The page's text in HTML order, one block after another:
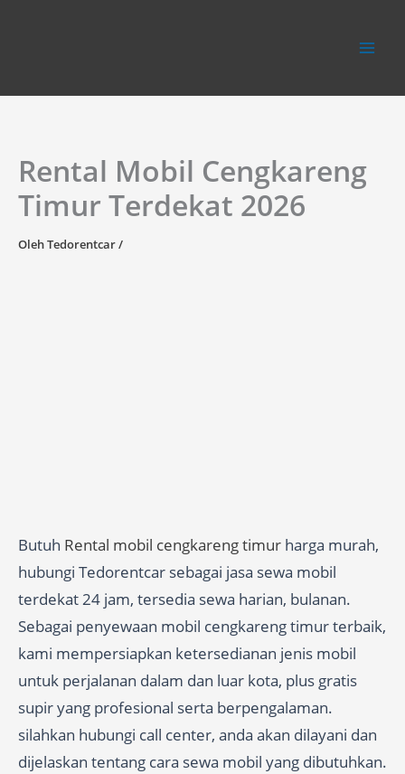
Rental Mobil Cengkareng
Timur Terdekat 2026
OlehTedorentcar/
Butuh Rental mobil cengkareng timur harga murah,
hubungi Tedorentcar sebagai jasa sewa mobil
terdekat 24 jam, tersedia sewa harian, bulanan.
Sebagai penyewaan mobil cengkareng timur terbaik,
kami mempersiapkan ketersedianan jenis mobil
untuk perjalanan dalam dan luar kota, plus gratis
supir yang profesional serta berpengalaman.
silahkan hubungi call center, anda akan dilayani dan
dijelaskan tentang cara sewa mobil yang dibutuhkan.